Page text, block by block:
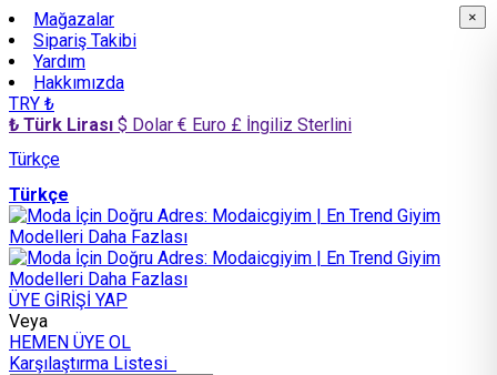
Mağazalar
Sipariş Takibi
Yardım
Hakkımızda
TRY ₺
₺ Türk Lirası $ Dolar € Euro £ İngiliz Sterlini
Türkçe
Türkçe
ÜYE GİRİŞİ YAP
Veya
HEMEN ÜYE OL
Karşılaştırma Listesi
×
×